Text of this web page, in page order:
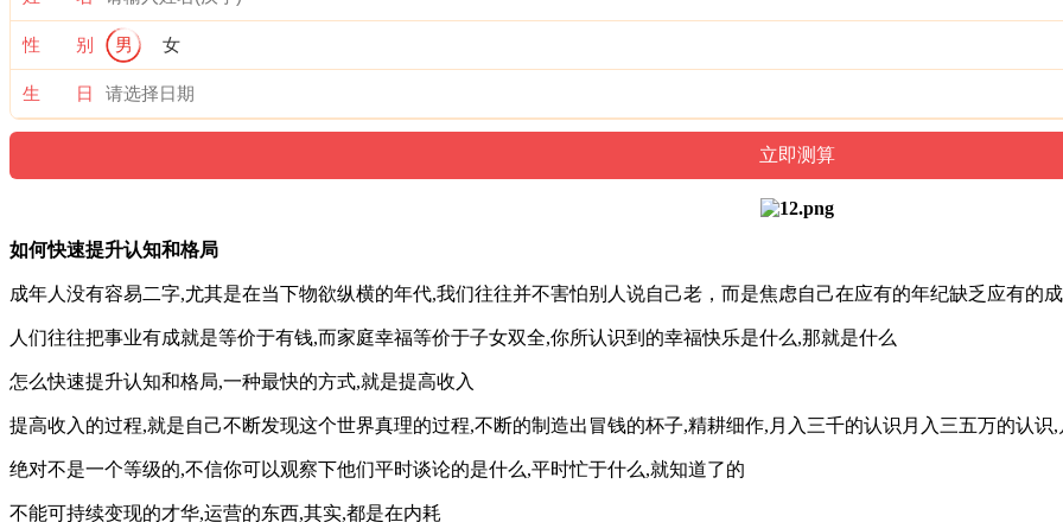
性 别 男 女
生 日
如何快速提升认知和格局
成年人没有容易二字,尤其是在当下物欲纵横的年代,我们往往并不害怕别人说自己老，而是焦虑自己在应有的年纪缺乏应有的
人们往往把事业有成就是等价于有钱,而家庭幸福等价于子女双全,你所认识到的幸福快乐是什么,那就是什么
怎么快速提升认知和格局,一种最快的方式,就是提高收入
提高收入的过程,就是自己不断发现这个世界真理的过程,不断的制造出冒钱的杯子,精耕细作,月入三千的认识月入三五万的认识
绝对不是一个等级的,不信你可以观察下他们平时谈论的是什么,平时忙于什么,就知道了的
不能可持续变现的才华,运营的东西,其实,都是在内耗